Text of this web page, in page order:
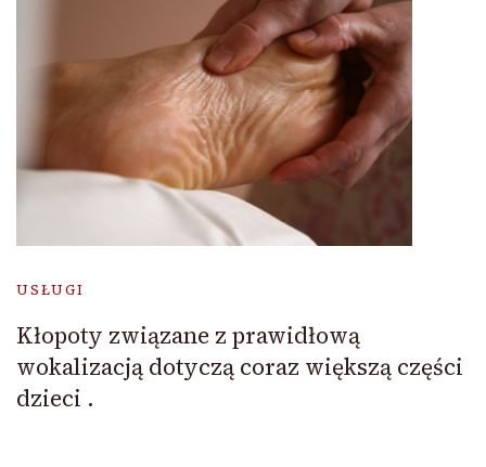
USŁUGI
Kłopoty związane z prawidłową
wokalizacją dotyczą coraz większą części
dzieci .